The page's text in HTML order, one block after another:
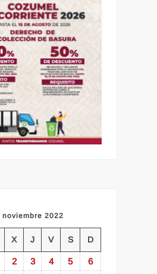
noviembre 2022
X J V S D
2 3 4 5
6